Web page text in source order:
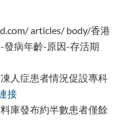
articles/ body/香港
發病年齡-原因-存活期
人症患者情況促設專科
接
庫發布約半數患者僅餘